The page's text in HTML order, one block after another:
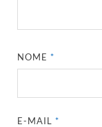
NOME*
E-MAIL*